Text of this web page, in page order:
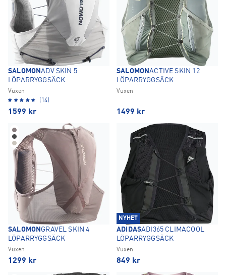
SALOMONADV SKIN 5
LÖPARRYGGSÄCK
Vuxen
(14)
1599 kr
SALOMONACTIVE SKIN 12
LÖPARRYGGSÄCK
Vuxen
1499 kr
SALOMON GRAVEL SKIN 4
LÖPARRYGGSÄCK
Vuxen
1299 kr
NYHET
ADIDASADI365 CLIMACOOL
LÖPARRYGGSÄCK
Vuxen
849 kr